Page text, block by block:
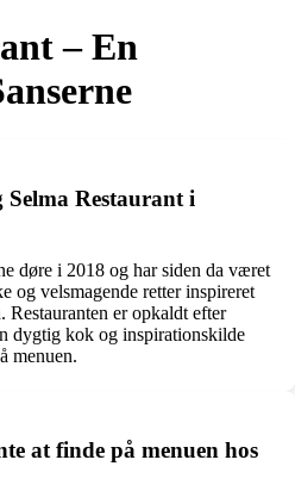
– En
Restaurant i
døre i 2018 og har siden da været
og velsmagende retter inspireret
er opkaldt efter
dygtig kok og inspirationskilde
menuen.
at finde på menuen hos